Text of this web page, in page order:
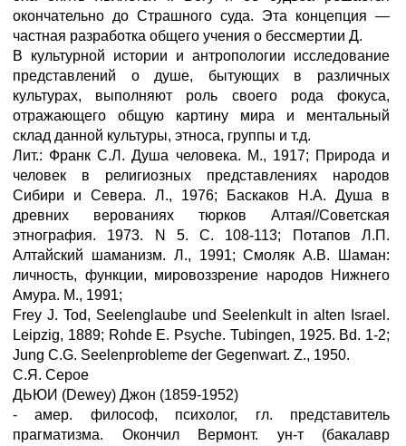
окончательно до Страшного суда. Эта концепция —
частная разработка общего учения о бессмертии Д.
В культурной истории и антропологии исследование
представлений о душе, бытующих в различных
культурах, выполняют роль своего рода фокуса,
отражающего общую картину мира и ментальный
склад данной культуры, этноса, группы и т.д.
Лит.: Франк С.Л. Душа человека. М., 1917; Природа и
человек в религиозных представлениях народов
Сибири и Севера. Л., 1976; Баскаков Н.А. Душа в
древних верованиях тюрков Алтая//Советская
этнография. 1973. N 5. С. 108-113; Потапов Л.П.
Алтайский шаманизм. Л., 1991; Смоляк А.В. Шаман:
личность, функции, мировоззрение народов Нижнего
Амура. М., 1991;
Frey J. Tod, Seelenglaube und Seelenkult in alten Israel.
Leipzig, 1889; Rohde E. Psyche. Tubingen, 1925. Bd. 1-2;
Jung C.G. Seelenprobleme der Gegenwart. Z., 1950.
С.Я. Серое
ДЬЮИ (Dewey) Джон (1859-1952)
- амер. философ, психолог, гл. представитель
прагматизма. Окончил Вермонт. ун-т (бакалавр